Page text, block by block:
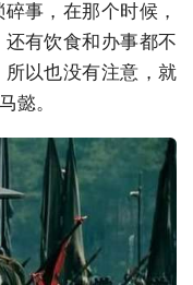
事，在那个时候，
有饮食和办事都不
以也没有注意，就
懿。